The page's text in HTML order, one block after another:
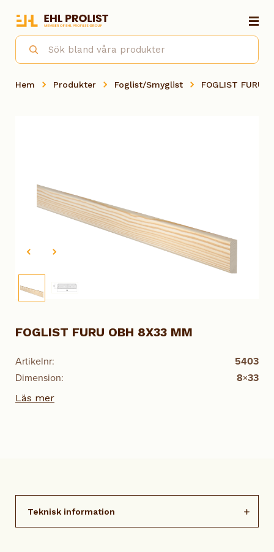
Hem Produkter Foglist/Smyglist FOGLIST FURU
Artikelnr:
5403
Dimension:
8×33
FOGLIST FURU OBH 8X33 MM
Läs mer
Teknisk information